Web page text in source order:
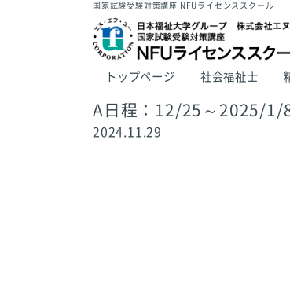
国家試験受験対策講座 NFUライセンススクール
トップページ 社会福祉士
A日程：12/25～2025/1/
2024.11.29